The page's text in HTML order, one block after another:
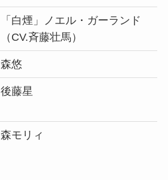
「白煙」ノエル・ガーランド
（CV.斉藤壮馬）
森悠
後藤星
森モリィ